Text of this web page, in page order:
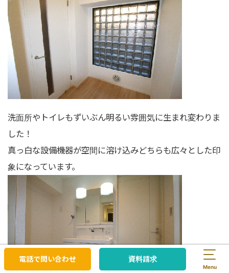
電話で問い合わせ 資料請求
洗面所やトイレもずいぶん明るい雰囲気に生まれ変わりま
した！
真っ白な設備機器が空間に溶け込みどちらも広々とした印
象になっています。